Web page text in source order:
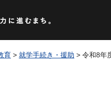
育 > 就学手続き・援助 > 令和8年